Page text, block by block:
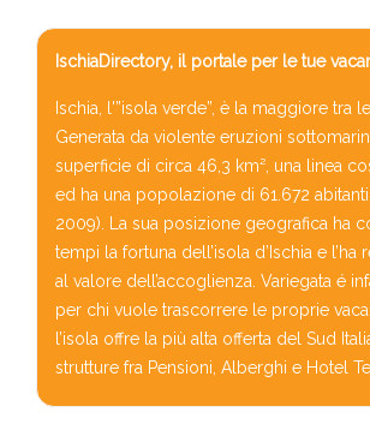
IschiaDirectory, il portale per le tue
Ischia, l'”isola verde”, è la maggiore tra
Generata da violente eruzioni
superficie di circa 46,3 km², una linea
ed ha una popolazione di 61.672
2009). La sua posizione geografica ha
tempi la fortuna dell’isola d’Ischia e l’ha
al valore dell’accoglienza. Variegata é
per chi vuole trascorrere le proprie
l’isola offre la più alta offerta del Sud
strutture fra Pensioni, Alberghi e Hotel